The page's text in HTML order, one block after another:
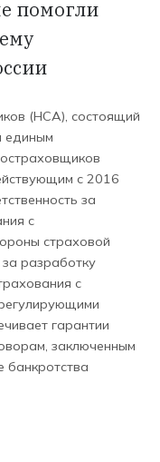
помогли
(НСА), состоящий
единым
с 2016
за
с
страховой
разработку
с
гарантии
заключенным
банкротства